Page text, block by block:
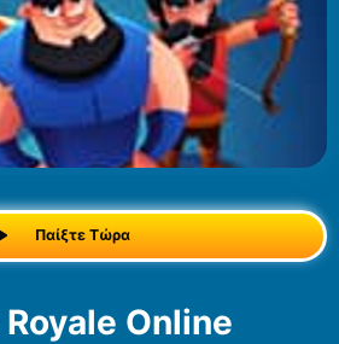
Παίξτε Τώρα
Royale Online